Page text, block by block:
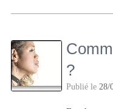
?
Publié le 28/